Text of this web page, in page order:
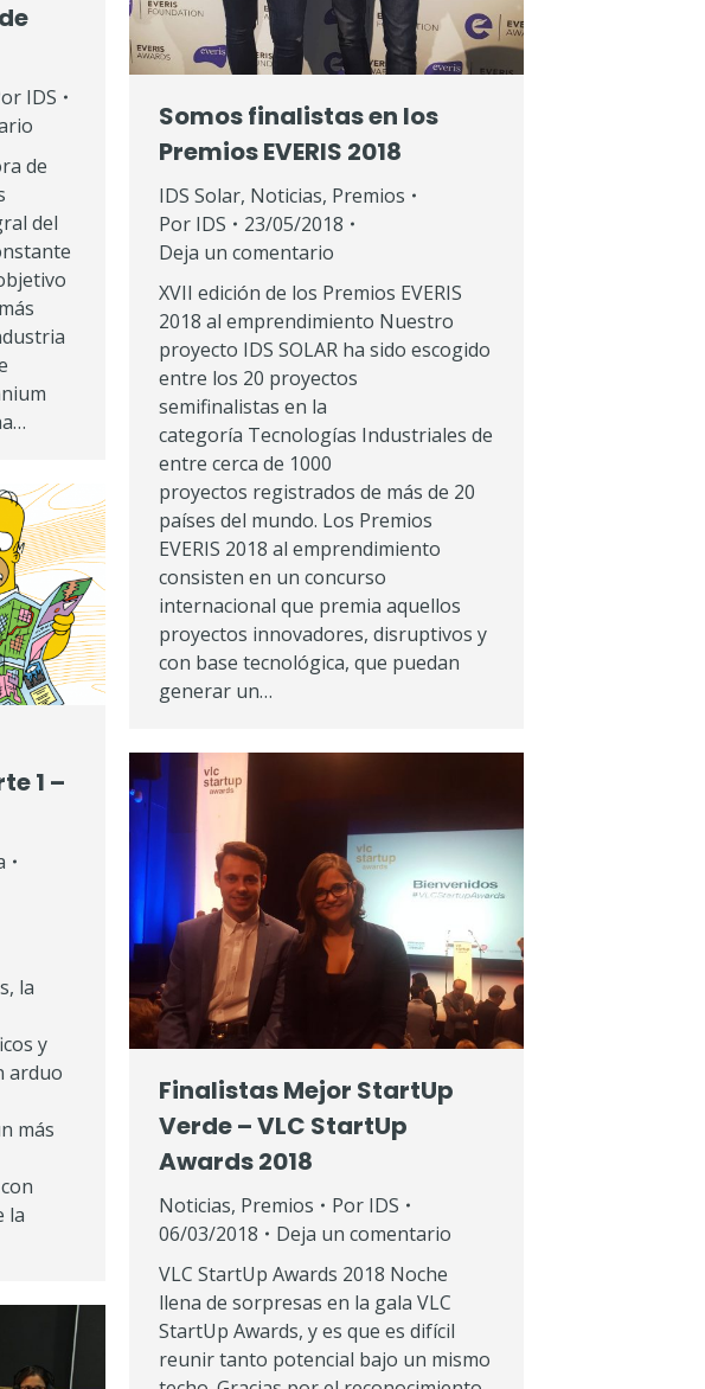
IDS
de
del
Somos finalistas en los
Premios EVERIS 2018
IDS Solar, Noticias, Premios
Por IDS
23/05/2018
Deja un comentario
XVII edición de los Premios EVERIS
2018 al emprendimiento Nuestro
proyecto IDS SOLAR ha sido escogido
entre los 20 proyectos
semifinalistas en la
categoría Tecnologías Industriales de
entre cerca de 1000
proyectos registrados de más de 20
países del mundo. Los Premios
EVERIS 2018 al emprendimiento
consisten en un concurso
internacional que premia aquellos
proyectos innovadores, disruptivos y
con base tecnológica, que puedan
generar un…
1 –
la
y
arduo
más
la
Finalistas Mejor StartUp
Verde – VLC StartUp
Awards 2018
Noticias, Premios Por IDS
06/03/2018
Deja un comentario
VLC StartUp Awards 2018 Noche
llena de sorpresas en la gala VLC
StartUp Awards, y es que es difícil
reunir tanto potencial bajo un mismo